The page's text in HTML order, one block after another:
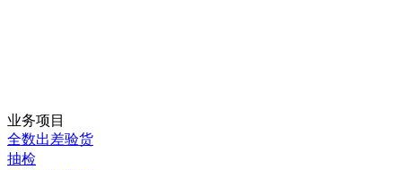
业务项目
全数出差验货
抽检